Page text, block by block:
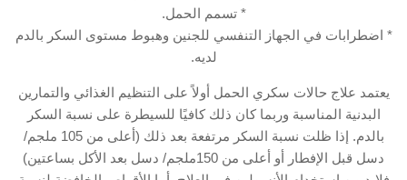
* تسمم الحمل.
* اضطرابات في الجهاز التنفسي للجنين وهبوط مستوى السكر بالدم
لديه.
يعتمد علاج حالات سكري الحمل أولاً على التنظيم الغذائي والتمارين
البدنية المناسبة وربما كان ذلك كافيًا للسيطرة على نسبة السكر
بالدم. إذا ظلت نسبة السكر مرتفعة بعد ذلك (أعلى من 105 ملجم/
دسل قبل الإفطار أو أعلى من 150ملجم/ دسل بعد الأكل بساعتين)